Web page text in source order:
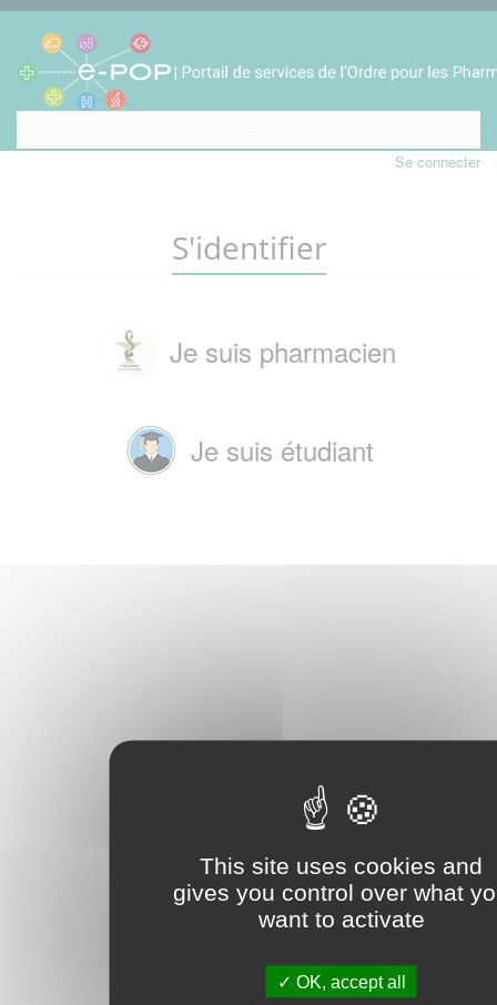
This site uses cookies and
gives you control over what
want to activate
OK, accept all
Se connecter
S'identifier
Je suis pharmacien
Je suis étudiant